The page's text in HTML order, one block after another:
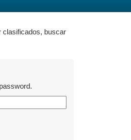
clasificados, buscar